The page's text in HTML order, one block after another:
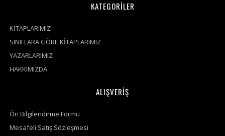
KATEGORİLER
KİTAPLARIMIZ
SINIFLARA GÖRE KİTAPLARIMIZ
YAZARLARIMIZ
HAKKIMIZDA
ALIŞVERİŞ
Ön Bilgilendirme Formu
Mesafeli Satış Sözleşmesi